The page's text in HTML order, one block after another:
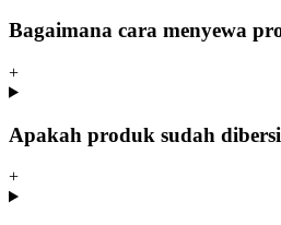
Bagaimana cara menyewa
+
Apakah produk sudah
+